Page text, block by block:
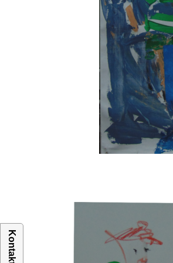
Kontakt